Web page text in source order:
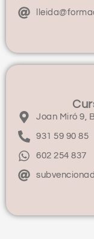
Joan Miró 9,
931 59 90 85
602 254 837